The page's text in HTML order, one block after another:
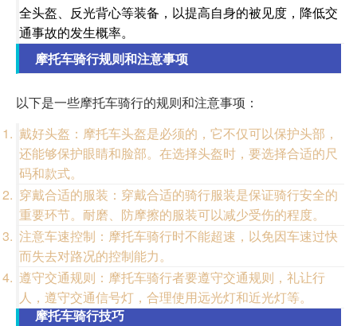
全头盔、反光背心等装备，以提高自身的被见度，降低交
通事故的发生概率。
摩托车骑行规则和注意事项
以下是一些摩托车骑行的规则和注意事项：
戴好头盔：摩托车头盔是必须的，它不仅可以保护头部，
还能够保护眼睛和脸部。在选择头盔时，要选择合适的尺
码和款式。
穿戴合适的服装：穿戴合适的骑行服装是保证骑行安全的
重要环节。耐磨、防摩擦的服装可以减少受伤的程度。
注意车速控制：摩托车骑行时不能超速，以免因车速过快
而失去对路况的控制能力。
遵守交通规则：摩托车骑行者要遵守交通规则，礼让行
人，遵守交通信号灯，合理使用远光灯和近光灯等。
摩托车骑行技巧